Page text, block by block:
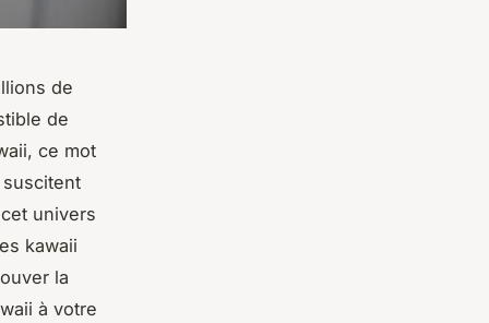
de
de
ce mot
univers
kawaii
la
à votre